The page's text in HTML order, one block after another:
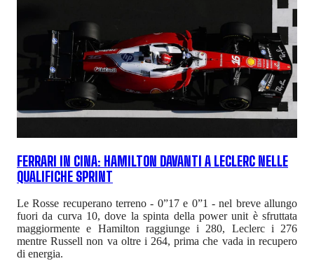
FERRARI IN CINA: HAMILTON DAVANTI A LECLERC NELLE
QUALIFICHE SPRINT
Le Rosse recuperano terreno - 0”17 e 0”1 - nel breve allungo
fuori da curva 10, dove la spinta della power unit è sfruttata
maggiormente e Hamilton raggiunge i 280, Leclerc i 276
mentre Russell non va oltre i 264, prima che vada in recupero
di energia.